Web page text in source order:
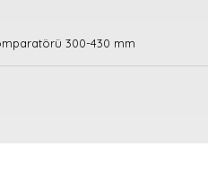
300-430 mm